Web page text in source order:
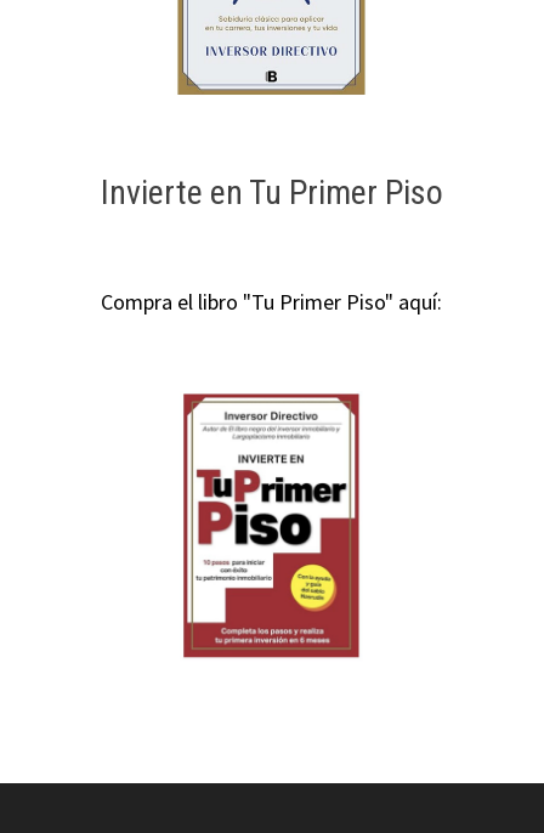
Invierte en Tu Primer Piso
Compra el libro "Tu Primer Piso" aquí: